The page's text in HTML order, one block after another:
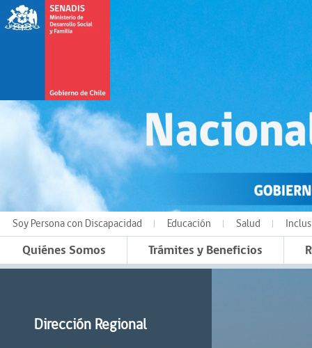
Soy Persona con Discapacidad Educación Salud
Quiénes Somos Trámites y Beneficios
Dirección Regional